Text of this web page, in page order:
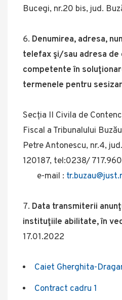
Bucegi, nr.20 bis, jud.
Denumirea, adresa,
telefax şi/sau adresa de
competente în
termenele pentru
Secția II Civila de
Fiscal a Tribunalului
Petre Antonescu, nr.4,
120187, tel:0238/
e-mail :
Data transmiterii
instituţiile abilitate, în
17.01.2022
Caiet Gherghita-
Contract cadru 1